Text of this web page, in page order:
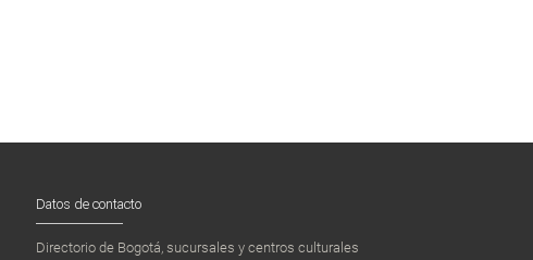
Datos de contacto
Directorio de Bogotá, sucursales y centros culturales